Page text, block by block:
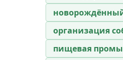
организация
пищевая